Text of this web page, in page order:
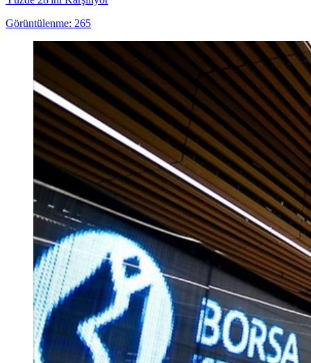
Görüntülenme: 265